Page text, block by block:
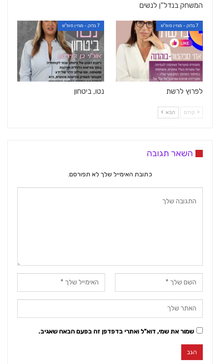
המשחק בנדל"ן לנשים
7 בלוק - מגזין סופ"ש
לפרוץ לרשת
7 בלוק - מגזין סופ"ש
נטו, ביטחון
קודם הבא
השאר תגובה
כתובת האימייל שלך לא תפורסם.
שמור את שמי, דוא"ל ואתרי בדפדפן זה בפעם הבאה שאגיב.